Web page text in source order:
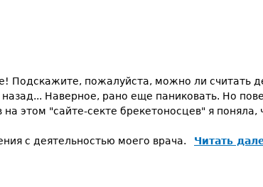
пожалуйста, можно ли считать
Наверное, рано еще паниковать. Но
этом "сайте-секте брекетоносцев" я
с деятельностью моего врача.
Читать